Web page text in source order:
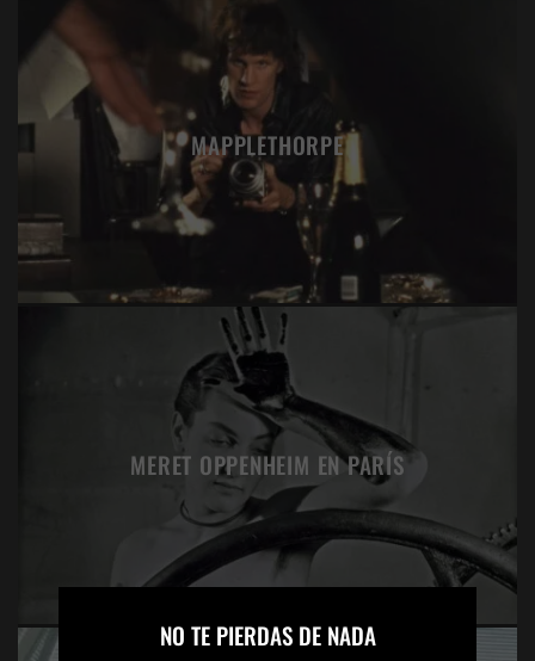
MAPPLETHORPE
MERET OPPENHEIM EN PARÍS
NO TE PIERDAS DE NADA